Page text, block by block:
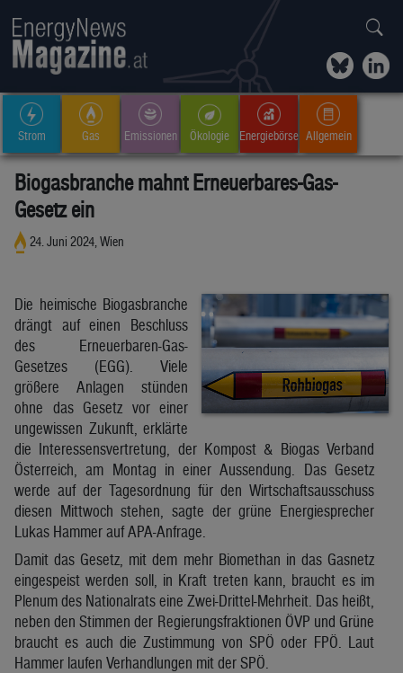
Strom Gas Emissionen Ökologie Energiebörse Allgemein
Biogasbranche mahnt Erneuerbares-Gas-
Gesetz ein
24. Juni 2024, Wien
Die heimische Biogasbranche
drängt auf einen Beschluss
des Erneuerbaren-Gas-
Gesetzes (EGG). Viele
größere Anlagen stünden
ohne das Gesetz vor einer
ungewissen Zukunft, erklärte
die Interessensvertretung, der Kompost & Biogas Verband
Österreich, am Montag in einer Aussendung. Das Gesetz
werde auf der Tagesordnung für den Wirtschaftsausschuss
diesen Mittwoch stehen, sagte der grüne Energiesprecher
Lukas Hammer auf APA-Anfrage.
Damit das Gesetz, mit dem mehr Biomethan in das Gasnetz
eingespeist werden soll, in Kraft treten kann, braucht es im
Plenum des Nationalrats eine Zwei-Drittel-Mehrheit. Das heißt,
neben den Stimmen der Regierungsfraktionen ÖVP und Grüne
braucht es auch die Zustimmung von SPÖ oder FPÖ. Laut
Hammer laufen Verhandlungen mit der SPÖ.